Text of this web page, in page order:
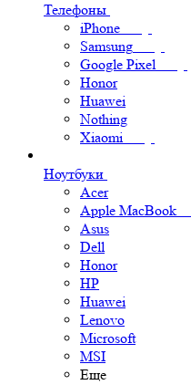
Телефоны
iPhone
Samsung
Google Pixel
Honor
Huawei
Nothing
Xiaomi
Ноутбуки
Acer
Apple MacBook
Asus
Dell
Honor
HP
Huawei
Lenovo
Microsoft
MSI
Еще